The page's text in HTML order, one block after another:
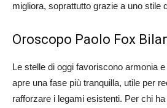
migliora, soprattutto grazie a uno stile
Oroscopo Paolo Fox
Le stelle di oggi favoriscono armonia
apre una fase più tranquilla, utile per
rafforzare i legami esistenti. Per chi